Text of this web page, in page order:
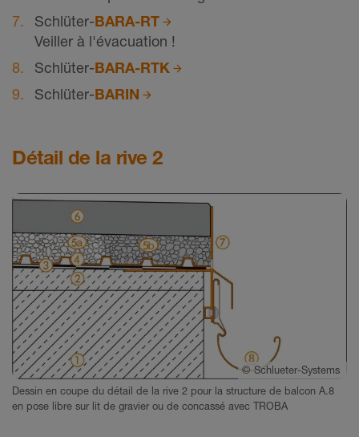
Schlüter-BARA-RT
Veiller à l'évacuation !
Schlüter-BARA-RTK
Schlüter-BARIN
Détail de la rive 2
© Schlueter-Systems
Dessin en coupe du détail de la rive 2 pour la structure de balcon A.8
en pose libre sur lit de gravier ou de concassé avec TROBA